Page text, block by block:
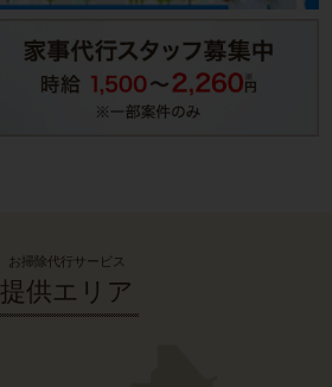
お掃除代行サービス
提供エリア